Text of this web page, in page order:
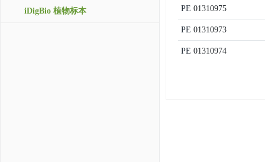
iDigBio 植物标本 PE 01310975
PE 01310973
PE 01310974